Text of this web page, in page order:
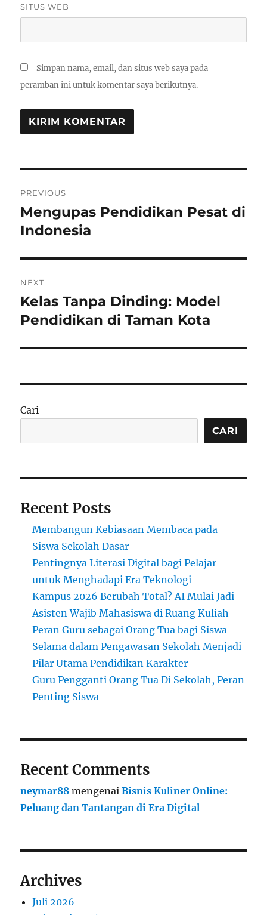
SITUS WEB
Simpan nama, email, dan situs web saya pada
peramban ini untuk komentar saya berikutnya.
pos
PREVIOUS
Previous
post:
Mengupas Pendidikan Pesat di
Indonesia
NEXT
Next
post:
Kelas Tanpa Dinding: Model
Pendidikan di Taman Kota
Cari
CARI
Recent Posts
Membangun Kebiasaan Membaca pada
Siswa Sekolah Dasar
Pentingnya Literasi Digital bagi Pelajar
untuk Menghadapi Era Teknologi
Kampus 2026 Berubah Total? AI Mulai Jadi
Asisten Wajib Mahasiswa di Ruang Kuliah
Peran Guru sebagai Orang Tua bagi Siswa
Selama dalam Pengawasan Sekolah Menjadi
Pilar Utama Pendidikan Karakter
Guru Pengganti Orang Tua Di Sekolah, Peran
Penting Siswa
Recent Comments
neymar88 mengenaiBisnis Kuliner Online:
Peluang dan Tantangan di Era Digital
Archives
Juli 2026